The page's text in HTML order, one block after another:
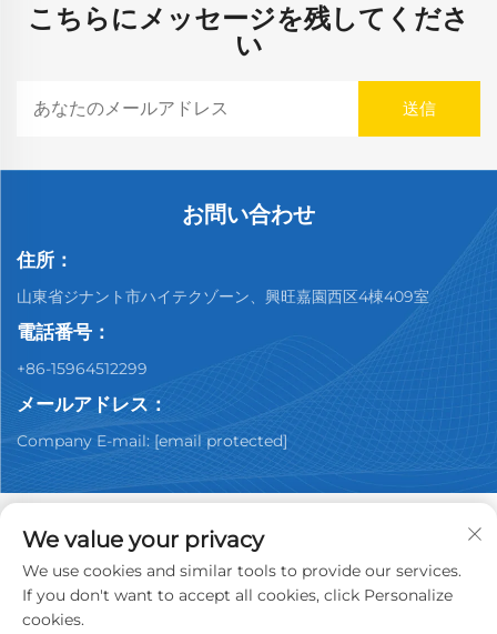
こちらにメッセージを残してくださ
い
お問い合わせ
住所：
山東省ジナント市ハイテクゾーン、興旺嘉園西区4棟409室
電話番号：
+86-15964512299
メールアドレス：
Company E-mail: [email protected]
Copyright © 2026 中国済南ユーピン中古車ディーラー有限
公司。全著作権所有。
We value your privacy
We use cookies and similar tools to provide our services.
If you don't want to accept all cookies, click Personalize
cookies.